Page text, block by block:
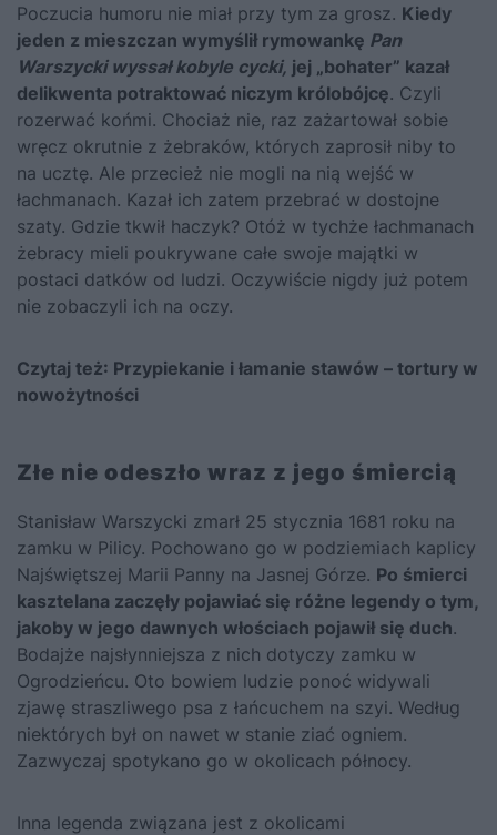
Poczucia humoru nie miał przy tym za grosz. Kiedy
jeden z mieszczan wymyślił rymowankę Pan
Warszycki wyssał kobyle cycki, jej „bohater” kazał
delikwenta potraktować niczym królobójcę. Czyli
rozerwać końmi. Chociaż nie, raz zażartował sobie
wręcz okrutnie z żebraków, których zaprosił niby to
na ucztę. Ale przecież nie mogli na nią wejść w
łachmanach. Kazał ich zatem przebrać w dostojne
szaty. Gdzie tkwił haczyk? Otóż w tychże łachmanach
żebracy mieli poukrywane całe swoje majątki w
postaci datków od ludzi. Oczywiście nigdy już potem
nie zobaczyli ich na oczy.
Czytaj też: Przypiekanie i łamanie stawów – tortury w
nowożytności
Złe nie odeszło wraz z jego śmiercią
Stanisław Warszycki zmarł 25 stycznia 1681 roku na
zamku w Pilicy. Pochowano go w podziemiach kaplicy
Najświętszej Marii Panny na Jasnej Górze. Po śmierci
kasztelana zaczęły pojawiać się różne legendy o tym,
jakoby w jego dawnych włościach pojawił się duch.
Bodajże najsłynniejsza z nich dotyczy zamku w
Ogrodzieńcu. Oto bowiem ludzie ponoć widywali
zjawę straszliwego psa z łańcuchem na szyi. Według
niektórych był on nawet w stanie ziać ogniem.
Zazwyczaj spotykano go w okolicach północy.
Inna legenda związana jest z okolicami